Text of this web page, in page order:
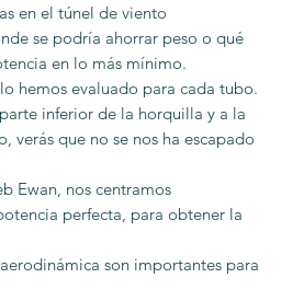
en el túnel de viento
se podría ahorrar peso o qué
en lo más mínimo.
hemos evaluado para cada tubo.
inferior de la horquilla y a la
verás que no se nos ha escapado
Ewan, nos centramos
perfecta, para obtener la
son importantes para